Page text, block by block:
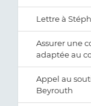
Lettre à
Assurer une
adaptée au
Appel au
Beyrouth